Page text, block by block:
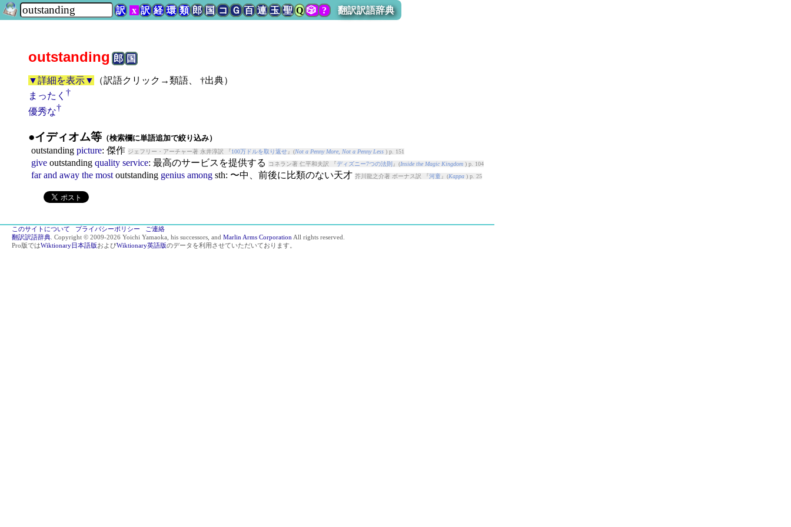
訳 x 訳 経 環 類 郎 国 コ Ｇ 百 連 玉 聖 Q 🎲? 翻訳訳語辞典
outstanding郎 国
▼詳細を表示▼ （訳語クリック→類語、 †出典）
まったく †
優秀な†
●イディオム等 （検索欄に単語追加で絞り込み）
outstanding picture: 傑作 ジェフリー・アーチャー著 永井淳訳 『100万ドルを取り返せ』(Not a Penny More, Not a Penny Less) p. 151
give outstanding quality service: 最高のサービスを提供する コネラン著 仁平和夫訳 『ディズニー7つの法則 』(Inside the Magic Kingdom) p. 104
far and away the most outstanding genius amongsth: 〜中、前後に比類のない天才 芥川龍之介著 ボーナス訳 『河童』(Kappa) p. 25
このサイトについて プライバシーポリシー
ご連絡
翻訳訳語辞典 . Copyright © 2009-2026 Yoichi Yamaoka, his successors, and Marlin Arms Corporation All rights reserved.
Pro版ではWiktionary日本語版およびWiktionary英語版のデータを利用させていただいております。